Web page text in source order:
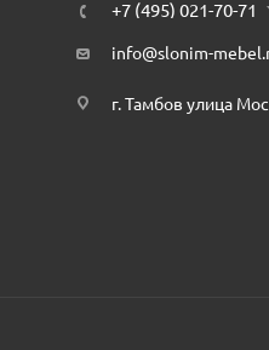
+7 (495) 021-70-71
info@slonim-
г. Тамбов улица